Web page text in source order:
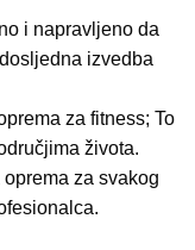
i napravljeno da
izvedba
za fitness; To
života.
za svakog